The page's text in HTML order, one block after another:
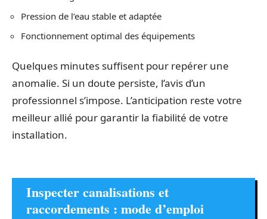
Pression de l’eau stable et adaptée
Fonctionnement optimal des équipements
Quelques minutes suffisent pour repérer une
anomalie. Si un doute persiste, l’avis d’un
professionnel s’impose. L’anticipation reste votre
meilleur allié pour garantir la fiabilité de votre
installation.
Inspecter canalisations et
raccordements : mode d’emploi